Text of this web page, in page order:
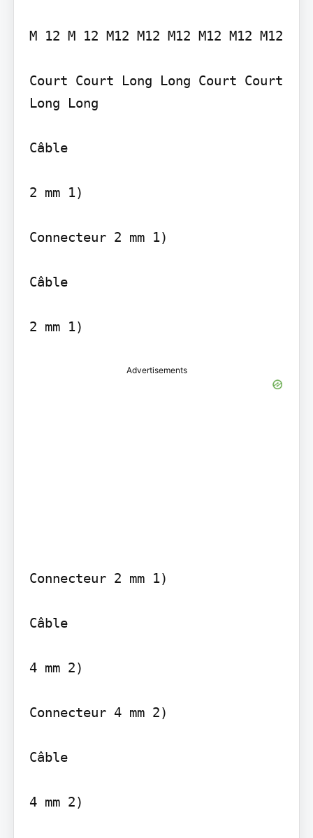
M 12 M 12 M12 M12 M12 M12 M12 M12
Court Court Long Long Court Court
Long Long
Câble
2 mm 1)
Connecteur 2 mm 1)
Câble
Advertisements
Connecteur 2 mm 1)
Câble
4 mm 2)
Connecteur 4 mm 2)
Câble
4 mm 2)